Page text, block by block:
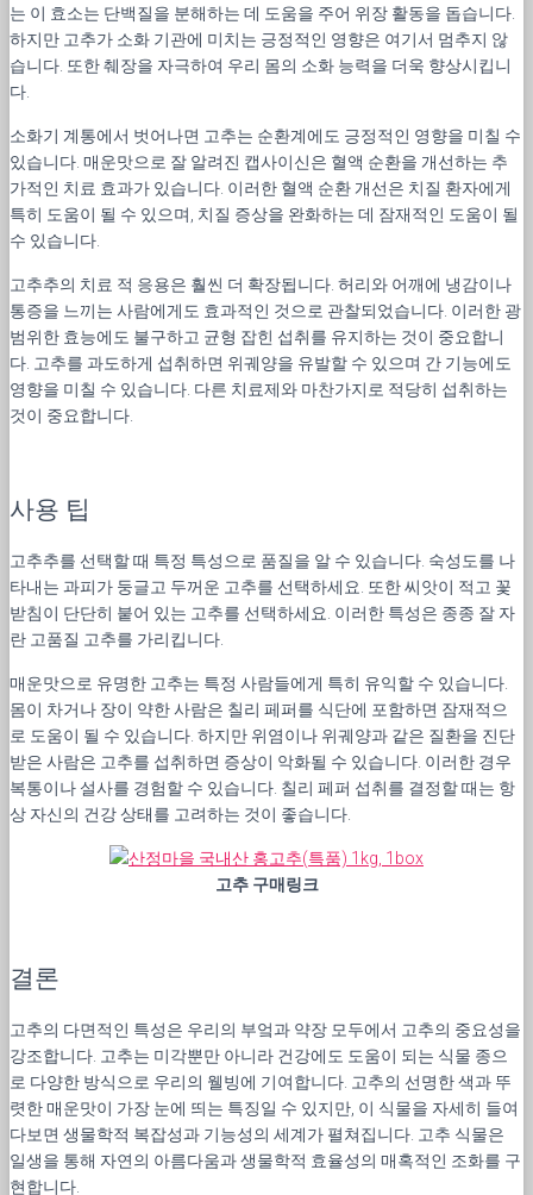
는 이 효소는 단백질을 분해하는 데 도움을 주어 위장 활동을 돕습니다.
하지만 고추가 소화 기관에 미치는 긍정적인 영향은 여기서 멈추지 않
습니다. 또한 췌장을 자극하여 우리 몸의 소화 능력을 더욱 향상시킵니
다.
소화기 계통에서 벗어나면 고추는 순환계에도 긍정적인 영향을 미칠 수
있습니다. 매운맛으로 잘 알려진 캡사이신은 혈액 순환을 개선하는 추
가적인 치료 효과가 있습니다. 이러한 혈액 순환 개선은 치질 환자에게
특히 도움이 될 수 있으며, 치질 증상을 완화하는 데 잠재적인 도움이 될
수 있습니다.
고추추의 치료 적 응용은 훨씬 더 확장됩니다. 허리와 어깨에 냉감이나
통증을 느끼는 사람에게도 효과적인 것으로 관찰되었습니다. 이러한 광
범위한 효능에도 불구하고 균형 잡힌 섭취를 유지하는 것이 중요합니
다. 고추를 과도하게 섭취하면 위궤양을 유발할 수 있으며 간 기능에도
영향을 미칠 수 있습니다. 다른 치료제와 마찬가지로 적당히 섭취하는
것이 중요합니다.
사용 팁
고추추를 선택할 때 특정 특성으로 품질을 알 수 있습니다. 숙성도를 나
타내는 과피가 둥글고 두꺼운 고추를 선택하세요. 또한 씨앗이 적고 꽃
받침이 단단히 붙어 있는 고추를 선택하세요. 이러한 특성은 종종 잘 자
란 고품질 고추를 가리킵니다.
매운맛으로 유명한 고추는 특정 사람들에게 특히 유익할 수 있습니다.
몸이 차거나 장이 약한 사람은 칠리 페퍼를 식단에 포함하면 잠재적으
로 도움이 될 수 있습니다. 하지만 위염이나 위궤양과 같은 질환을 진단
받은 사람은 고추를 섭취하면 증상이 악화될 수 있습니다. 이러한 경우
복통이나 설사를 경험할 수 있습니다. 칠리 페퍼 섭취를 결정할 때는 항
상 자신의 건강 상태를 고려하는 것이 좋습니다.
고추 구매링크
결론
고추의 다면적인 특성은 우리의 부엌과 약장 모두에서 고추의 중요성을
강조합니다. 고추는 미각뿐만 아니라 건강에도 도움이 되는 식물 종으
로 다양한 방식으로 우리의 웰빙에 기여합니다. 고추의 선명한 색과 뚜
렷한 매운맛이 가장 눈에 띄는 특징일 수 있지만, 이 식물을 자세히 들여
다보면 생물학적 복잡성과 기능성의 세계가 펼쳐집니다. 고추 식물은
일생을 통해 자연의 아름다움과 생물학적 효율성의 매혹적인 조화를 구
현합니다.